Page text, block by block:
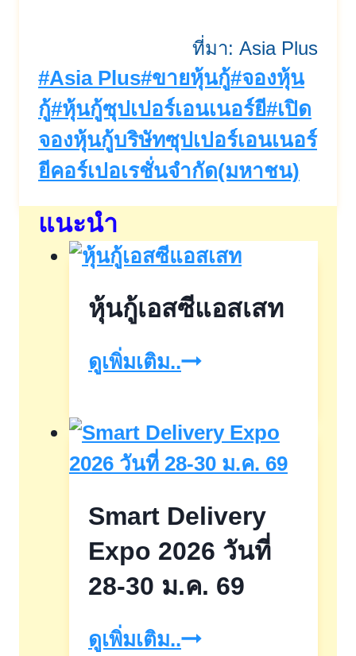
ที่มา: Asia Plus
Post
Tags:
#Asia Plus#ขายหุ้นกู้#จองหุ้น
กู้#หุ้นกู้ซุปเปอร์เอนเนอร์ยี#เปิด
จองหุ้นกู้บริษัทซุปเปอร์เอนเนอร์
ยีคอร์เปอเรชั่นจำกัด(มหาชน)
แนะนำ
หุ้นกู้เอสซีแอสเสท
ดูเพิ่มเติม..หุ้น
เอส
ซี
สเสท
Smart Delivery
Expo 2026 วันที่
28-30 ม.ค. 69
ดูเพิ่มเติม..Smart